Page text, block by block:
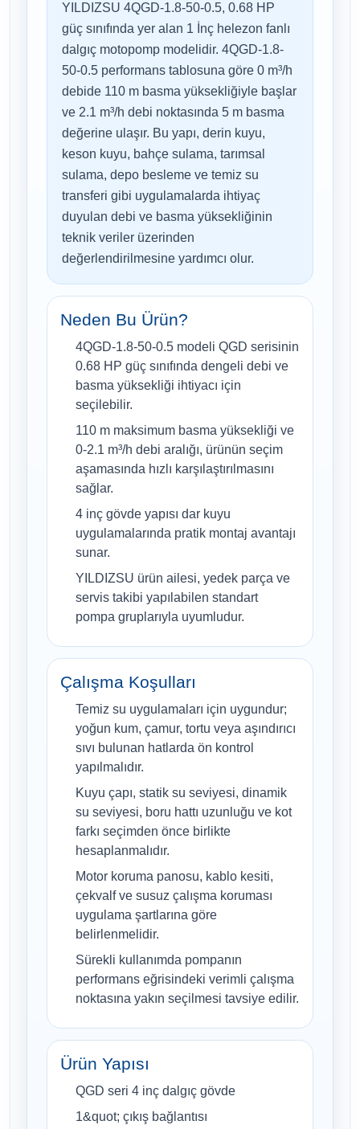
YILDIZSU 4QGD-1.8-50-0.5, 0.68 HP
güç sınıfında yer alan 1 İnç helezon fanlı
dalgıç motopomp modelidir. 4QGD-1.8-
50-0.5 performans tablosuna göre 0 m³/h
debide 110 m basma yüksekliğiyle başlar
ve 2.1 m³/h debi noktasında 5 m basma
değerine ulaşır. Bu yapı, derin kuyu,
keson kuyu, bahçe sulama, tarımsal
sulama, depo besleme ve temiz su
transferi gibi uygulamalarda ihtiyaç
duyulan debi ve basma yüksekliğinin
teknik veriler üzerinden
değerlendirilmesine yardımcı olur.
Neden Bu Ürün?
4QGD-1.8-50-0.5 modeli QGD serisinin
0.68 HP güç sınıfında dengeli debi ve
basma yüksekliği ihtiyacı için
seçilebilir.
110 m maksimum basma yüksekliği ve
0-2.1 m³/h debi aralığı, ürünün seçim
aşamasında hızlı karşılaştırılmasını
sağlar.
4 inç gövde yapısı dar kuyu
uygulamalarında pratik montaj avantajı
sunar.
YILDIZSU ürün ailesi, yedek parça ve
servis takibi yapılabilen standart
pompa gruplarıyla uyumludur.
Çalışma Koşulları
Temiz su uygulamaları için uygundur;
yoğun kum, çamur, tortu veya aşındırıcı
sıvı bulunan hatlarda ön kontrol
yapılmalıdır.
Kuyu çapı, statik su seviyesi, dinamik
su seviyesi, boru hattı uzunluğu ve kot
farkı seçimden önce birlikte
hesaplanmalıdır.
Motor koruma panosu, kablo kesiti,
çekvalf ve susuz çalışma koruması
uygulama şartlarına göre
belirlenmelidir.
Sürekli kullanımda pompanın
performans eğrisindeki verimli çalışma
noktasına yakın seçilmesi tavsiye edilir.
Ürün Yapısı
QGD seri 4 inç dalgıç gövde
1&quot; çıkış bağlantısı